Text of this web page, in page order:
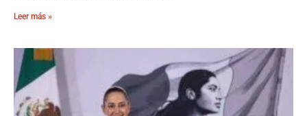
Leer más »